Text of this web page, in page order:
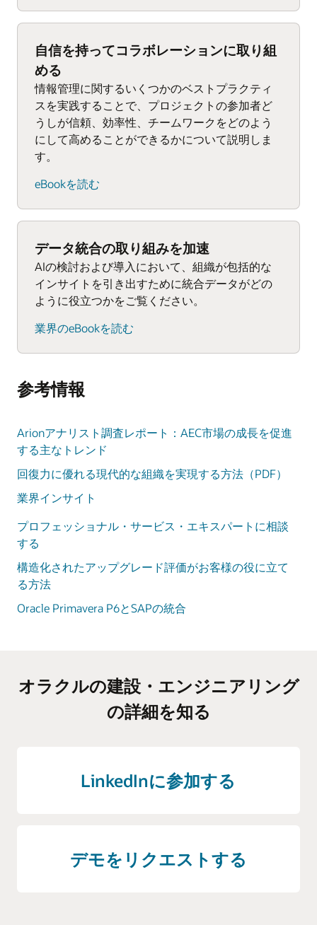
自信を持ってコラボレーションに取り組
める
情報管理に関するいくつかのベストプラクティ
スを実践することで、プロジェクトの参加者ど
うしが信頼、効率性、チームワークをどのよう
にして高めることができるかについて説明しま
す。
eBookを読む
データ統合の取り組みを加速
AIの検討および導入において、組織が包括的な
インサイトを引き出すために統合データがどの
ように役立つかをご覧ください。
業界のeBookを読む
参考情報
Arionアナリスト調査レポート：AEC市場の成長を促進
する主なトレンド
回復力に優れる現代的な組織を実現する方法（PDF）
業界インサイト
プロフェッショナル・サービス・エキスパートに相談
する
構造化されたアップグレード評価がお客様の役に立て
る方法
Oracle Primavera P6とSAPの統合
オラクルの建設・エンジニアリング
の詳細を知る
LinkedInに参加する
デモをリクエストする